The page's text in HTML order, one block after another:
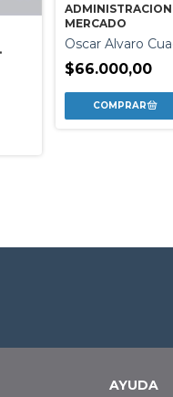
ADMINISTRACION
MERCADO
Oscar Alvaro
$66.000,00
AYUDA